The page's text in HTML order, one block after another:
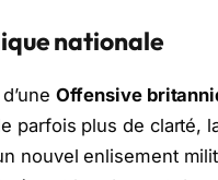
nationale
Offensive
parfois plus de clarté,
nouvel enlisement